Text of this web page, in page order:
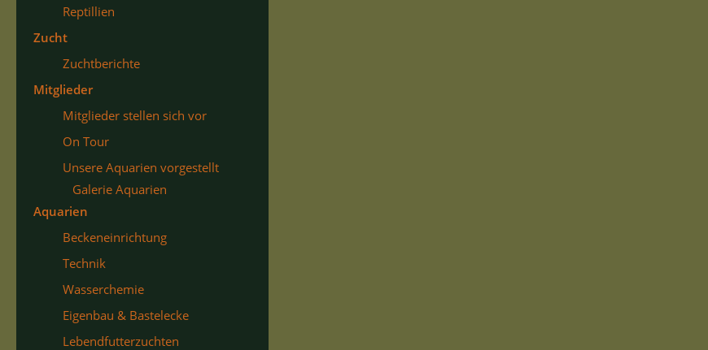
Reptillien
Zucht
Zuchtberichte
Mitglieder
Mitglieder stellen sich vor
On Tour
Unsere Aquarien vorgestellt
Galerie Aquarien
Aquarien
Beckeneinrichtung
Technik
Wasserchemie
Eigenbau & Bastelecke
Lebendfutterzuchten